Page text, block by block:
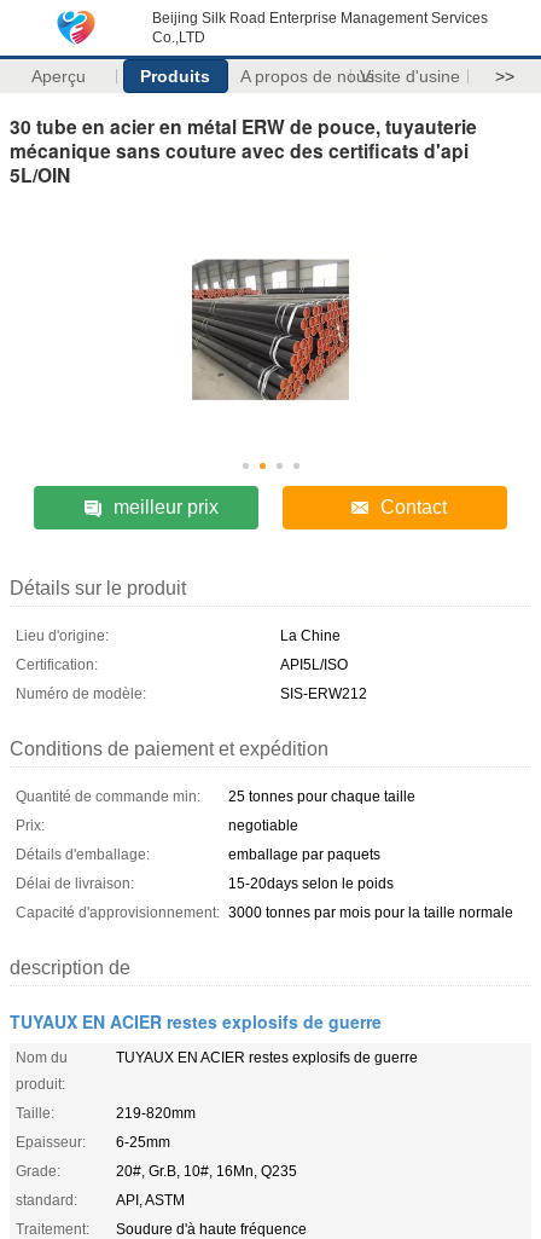
Beijing Silk Road Enterprise Management Services
Co.,LTD
Aperçu Produits A propos de nousVisite d'usine >>
30 tube en acier en métal ERW de pouce, tuyauterie
mécanique sans couture avec des certificats d'api
5L/OIN
meilleur prix Contact
Détails sur le produit
Lieu d'origine:
La Chine
Certification:
API5L/ISO
Numéro de modèle:
SIS-ERW212
Conditions de paiement et expédition
Quantité de commande min:
25 tonnes pour chaque taille
Prix:
negotiable
Détails d'emballage:
emballage par paquets
Délai de livraison:
15-20days selon le poids
Capacité d'approvisionnement: 3000 tonnes par mois pour la taille normale
description de
TUYAUX EN ACIER restes explosifs de guerre
Nom du
produit:
TUYAUX EN ACIER restes explosifs de guerre
Taille:
219-820mm
Epaisseur:
6-25mm
Grade:
20#, Gr.B, 10#, 16Mn, Q235
standard:
API, ASTM
Traitement:
Soudure d'à haute fréquence